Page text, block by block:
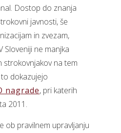
Dostop do znanja
javnosti, še
in zvezam,
Sloveniji ne manjka
strokovnjakov na tem
dokazujejo
nagrade, pri katerih
2011.
ob pravilnem upravljanju